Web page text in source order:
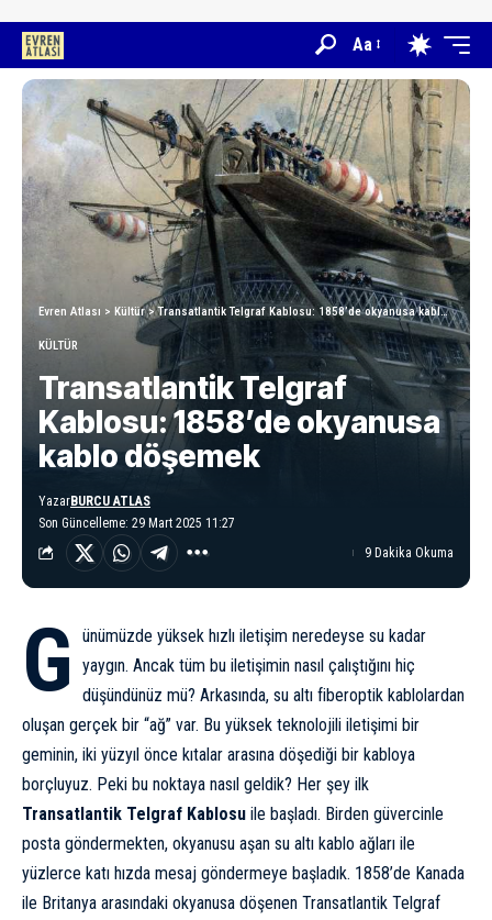
Aa
Evren Atlası > Kültür>Transatlantik Telgraf Kablosu: 1858’de okyanusa kablo döşemek
KÜLTÜR
Transatlantik Telgraf
Kablosu: 1858’de okyanusa
kablo döşemek
Son Güncelleme: 29 Mart 2025 11:27
YazarBURCU ATLAS
9 Dakika Okuma
G
ünümüzde yüksek hızlı iletişim neredeyse su kadar
yaygın. Ancak tüm bu iletişimin nasıl çalıştığını hiç
düşündünüz mü? Arkasında, su altı fiberoptik kablolardan
oluşan gerçek bir “ağ” var. Bu yüksek teknolojili iletişimi bir
geminin, iki yüzyıl önce kıtalar arasına döşediği bir kabloya
borçluyuz. Peki bu noktaya nasıl geldik? Her şey ilk
Transatlantik Telgraf Kablosu ile başladı. Birden güvercinle
posta göndermekten, okyanusu aşan su altı kablo ağları ile
yüzlerce katı hızda mesaj göndermeye başladık. 1858’de Kanada
ile Britanya arasındaki okyanusa döşenen Transatlantik Telgraf